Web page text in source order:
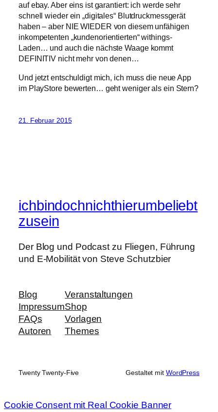
auf ebay. Aber eins ist garantiert: ich werde sehr
schnell wieder ein „digitales“ Blutdruckmessgerät
haben – aber NIE WIEDER von diesem unfähigen
inkompetenten „kundenorientierten“ withings-
Laden… und auch die nächste Waage kommt
DEFINITIV nicht mehr von denen…
Und jetzt entschuldigt mich, ich muss die neue App
im PlayStore bewerten… geht weniger als ein Stern?
21. Februar 2015
ichbindochnichthierumbeliebt
zusein
Der Blog und Podcast zu Fliegen, Führung
und E-Mobilität von Steve Schutzbier
Blog
Impressum
FAQs
Autoren
Veranstaltungen
Shop
Vorlagen
Themes
Twenty Twenty-Five Gestaltet mit WordPress
Cookie Consent mit Real Cookie Banner